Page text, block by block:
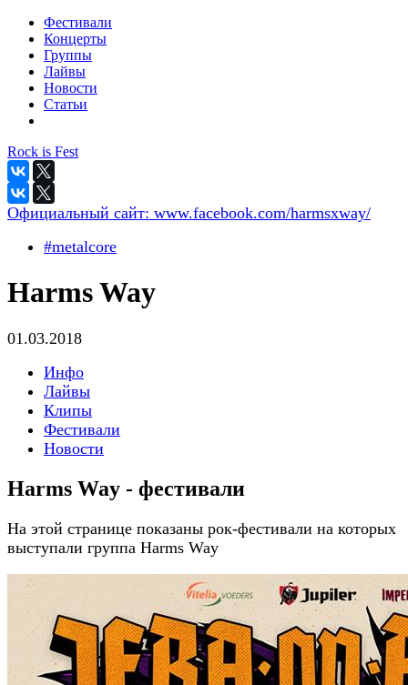
Фестивали
Концерты
Группы
Лайвы
Новости
Статьи
Rock is Fest
Официальный сайт: www.facebook.com/harmsxway/
#metalcore
Harms Way
01.03.2018
Инфо
Лайвы
Клипы
Фестивали
Новости
Harms Way - фестивали
На этой странице показаны рок-фестивали на которых
выступали группа Harms Way